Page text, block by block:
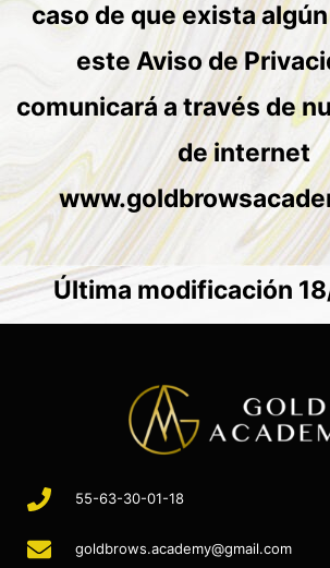
caso de que exista
este Aviso de
comunicará a través de
de internet
Última modificación
55-63-30-01-18
goldbrows.academy@gmail.com